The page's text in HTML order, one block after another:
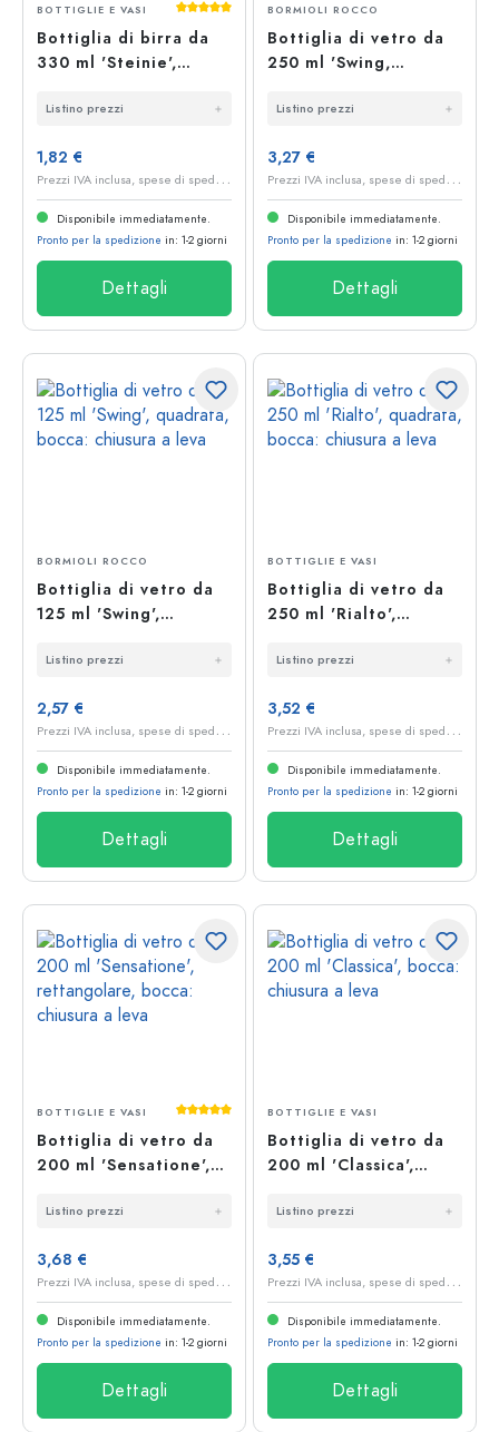
Valutazione media di 5 su 5 stelle
BOTTIGLIE E VASI
Bottiglia di birra da
330 ml 'Steinie',
chiusura a leva
Listino prezzi
1,82 €
P
rezzi IVA inclusa, spese di spedizione escluse
Disponibile immediatamente.
Pronto per la spedizione in: 1-2 giorni
Dettagli
BORMIOLI ROCCO
Bottiglia di vetro da
250 ml 'Swing,
chiusura a leva'
Listino prezzi
3,27 €
P
rezzi IVA inclusa, spese di spedizione escluse
Disponibile immediatamente.
Pronto per la spedizione in: 1-2 giorni
Dettagli
BORMIOLI ROCCO
Bottiglia di vetro da
125 ml 'Swing',
chiusura a leva
Listino prezzi
2,57 €
P
rezzi IVA inclusa, spese di spedizione escluse
Disponibile immediatamente.
Pronto per la spedizione in: 1-2 giorni
Dettagli
BOTTIGLIE E VASI
Bottiglia di vetro da
250 ml 'Rialto',
chiusura a leva
Listino prezzi
3,52 €
P
rezzi IVA inclusa, spese di spedizione escluse
Disponibile immediatamente.
Pronto per la spedizione in: 1-2 giorni
Dettagli
Valutazione media di 5 su 5 stelle
BOTTIGLIE E VASI
Bottiglia di vetro da
200 ml 'Sensatione',
chiusura a leva
Listino prezzi
3,68 €
P
rezzi IVA inclusa, spese di spedizione escluse
Disponibile immediatamente.
Pronto per la spedizione in: 1-2 giorni
Dettagli
BOTTIGLIE E VASI
Bottiglia di vetro da
200 ml 'Classica',
Listino prezzi
3,55 €
P
rezzi IVA inclusa, spese di spedizione escluse
Disponibile immediatamente.
Pronto per la spedizione in: 1-2 giorni
Dettagli